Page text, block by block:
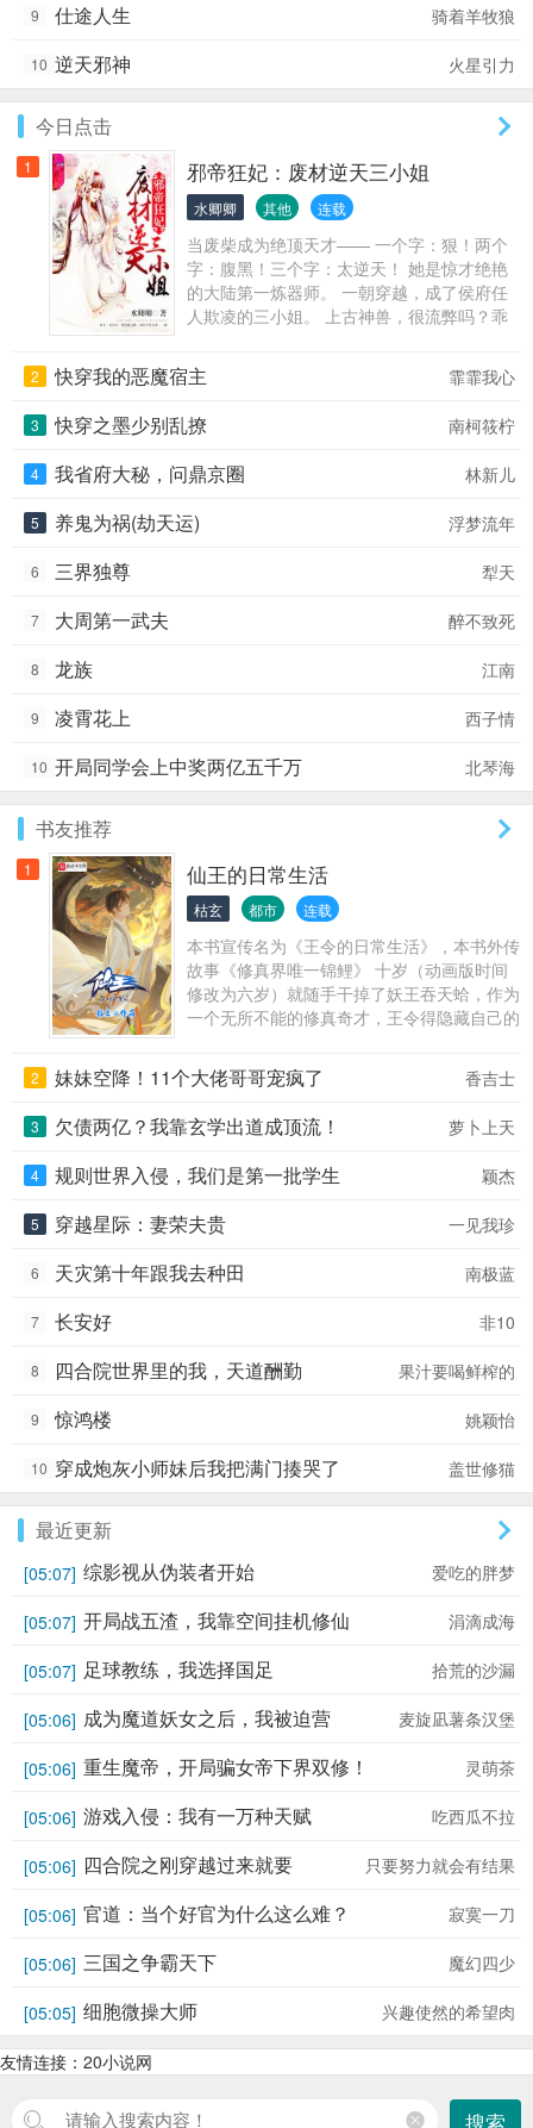
9 仕途人生 骑着羊牧狼
10 逆天邪神 火星引力
今日点击
1 邪帝狂妃：废材逆天三小姐
水卿卿 其他 连载
当废柴成为绝顶天才—— 一个字：狠！两个
字：腹黑！三个字：太逆天！ 她是惊才绝艳
的大陆第一炼器师。 一朝穿越，成了侯府任
人欺凌的三小姐。 上古神兽，很流弊吗？乖
天赋，千年第一？她天生神体，秒杀一切天
才！ 极品玄器，价值万金？不好意思，她喂
一切的通天眼，却始终看不透——他！
2 快穿我的恶魔宿主 霏霏我心
3 快穿之墨少别乱撩 南柯筱柠
4 我省府大秘，问鼎京圈 林新儿
5 养鬼为祸(劫天运) 浮梦流年
6 三界独尊 犁天
7 大周第一武夫 醉不致死
8 龙族 江南
9 凌霄花上 西子情
10 开局同学会上中奖两亿五千万 北琴海
书友推荐
1 仙王的日常生活
枯玄 都市 连载
本书宣传名为《王令的日常生活》，本书外传
故事《修真界唯一锦鲤》 十岁（动画版时间
修改为六岁）就随手干掉了妖王吞天蛤，作为
一个无所不能的修真奇才，王令得隐藏自己的
人追求的钱财，仙术，法宝，声名，这个年轻
人都不在意。无论豪门千金孙蓉的爱慕、影流
顶级杀手的狙杀、父母无间断的啰嗦，都无法
阻止他对干脆面的追求。不是在吃干脆面，就
令会碾压对手？还是低调的躺倒装死？ PS:仙
②：1031978228 VIP读者群：
【小说封面绘制】 《仙王的日常生活》小说
《共书仙侠》，小说流行插曲《星空恋语》欢
2 妹妹空降！11个大佬哥哥宠疯了 香吉士
3 欠债两亿？我靠玄学出道成顶流！ 萝卜上天
4 规则世界入侵，我们是第一批学生 颖杰
5 穿越星际：妻荣夫贵 一见我珍
6 天灾第十年跟我去种田 南极蓝
7 长安好 非10
8 四合院世界里的我，天道酬勤 果汁要喝鲜榨的
9 惊鸿楼 姚颖怡
10 穿成炮灰小师妹后我把满门揍哭了 盖世修猫
最近更新
[05:07] 爱吃的胖梦
综影视从伪装者开始
[05:07] 涓滴成海
开局战五渣，我靠空间挂机修仙
[05:07] 拾荒的沙漏
足球教练，我选择国足
[05:06] 麦旋凪薯条汉堡
成为魔道妖女之后，我被迫营
[05:06] 灵萌茶
重生魔帝，开局骗女帝下界双修！
[05:06] 吃西瓜不拉
游戏入侵：我有一万种天赋
[05:06] 只要努力就会有结果
四合院之刚穿越过来就要
[05:06] 寂寞一刀
官道：当个好官为什么这么难？
[05:06] 魔幻四少
三国之争霸天下
[05:05] 兴趣使然的希望肉
细胞微操大师
友情连接： 20小说网
搜索